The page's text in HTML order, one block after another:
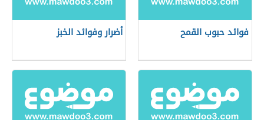
فوائد حبوب القمح أضرار وفوائد الخبز